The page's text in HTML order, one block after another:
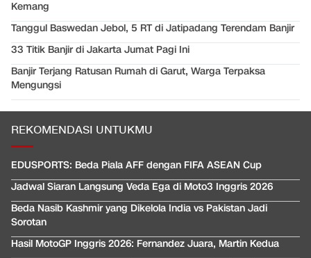
Kemang
Tanggul Baswedan Jebol, 5 RT di Jatipadang Terendam Banjir
33 Titik Banjir di Jakarta Jumat Pagi Ini
Banjir Terjang Ratusan Rumah di Garut, Warga Terpaksa
Mengungsi
REKOMENDASI UNTUKMU
EDUSPORTS: Beda Piala AFF dengan FIFA ASEAN Cup
Jadwal Siaran Langsung Veda Ega di Moto3 Inggris 2026
Beda Nasib Kashmir yang Dikelola India vs Pakistan Jadi
Sorotan
Hasil MotoGP Inggris 2026: Fernandez Juara, Martin Kedua